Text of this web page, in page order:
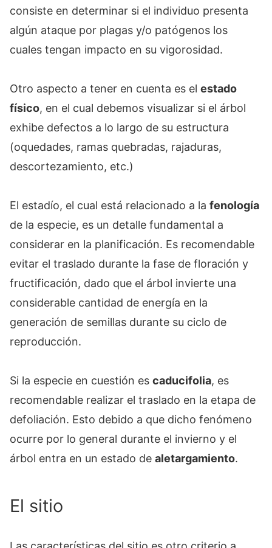
consiste en determinar si el individuo presenta
algún ataque por plagas y/o patógenos los
cuales tengan impacto en su vigorosidad.
Otro aspecto a tener en cuenta es el estado
físico, en el cual debemos visualizar si el árbol
exhibe defectos a lo largo de su estructura
(oquedades, ramas quebradas, rajaduras,
descortezamiento, etc.)
El estadío, el cual está relacionado a la fenología
de la especie, es un detalle fundamental a
considerar en la planificación. Es recomendable
evitar el traslado durante la fase de floración y
fructificación, dado que el árbol invierte una
considerable cantidad de energía en la
generación de semillas durante su ciclo de
reproducción.
Si la especie en cuestión es caducifolia, es
recomendable realizar el traslado en la etapa de
defoliación. Esto debido a que dicho fenómeno
ocurre por lo general durante el invierno y el
árbol entra en un estado de aletargamiento.
El sitio